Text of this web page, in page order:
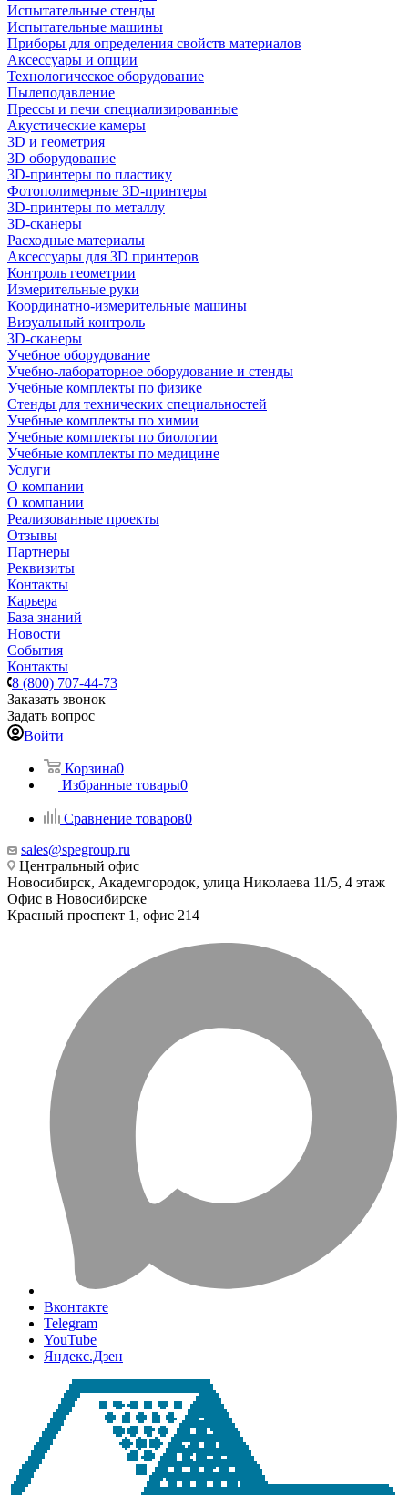
Испытательные стенды
Испытательные машины
Приборы для определения свойств материалов
Аксессуары и опции
Технологическое оборудование
Пылеподавление
Прессы и печи специализированные
Акустические камеры
3D и геометрия
3D оборудование
3D-принтеры по пластику
Фотополимерные 3D-принтеры
3D-принтеры по металлу
3D-сканеры
Расходные материалы
Аксессуары для 3D принтеров
Контроль геометрии
Измерительные руки
Координатно-измерительные машины
Визуальный контроль
3D-сканеры
Учебное оборудование
Учебно-лабораторное оборудование и стенды
Учебные комплекты по физике
Стенды для технических специальностей
Учебные комплекты по химии
Учебные комплекты по биологии
Учебные комплекты по медицине
Услуги
О компании
О компании
Реализованные проекты
Отзывы
Партнеры
Реквизиты
Контакты
Карьера
База знаний
Новости
События
Контакты
8 (800) 707-44-73
Заказать звонок
Задать вопрос
Войти
Корзина0
Избранные товары0
Сравнение товаров0
sales@spegroup.ru
Центральный офис
Новосибирск, Академгородок, улица Николаева 11/5, 4 этаж
Офис в Новосибирске
Красный проспект 1, офис 214
Вконтакте
Telegram
YouTube
Яндекс.Дзен